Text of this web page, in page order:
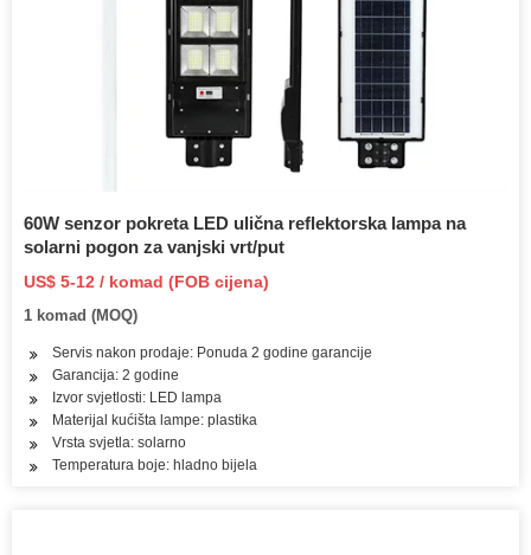
60W senzor pokreta LED ulična reflektorska lampa na
solarni pogon za vanjski vrt/put
US$ 5-12 / komad (FOB cijena)
1 komad (MOQ)
Servis nakon prodaje: Ponuda 2 godine garancije
Garancija: 2 godine
Izvor svjetlosti: LED lampa
Materijal kućišta lampe: plastika
Vrsta svjetla: solarno
Temperatura boje: hladno bijela